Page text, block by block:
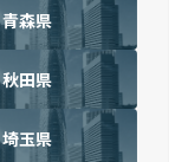
青森県
秋田県
埼玉県